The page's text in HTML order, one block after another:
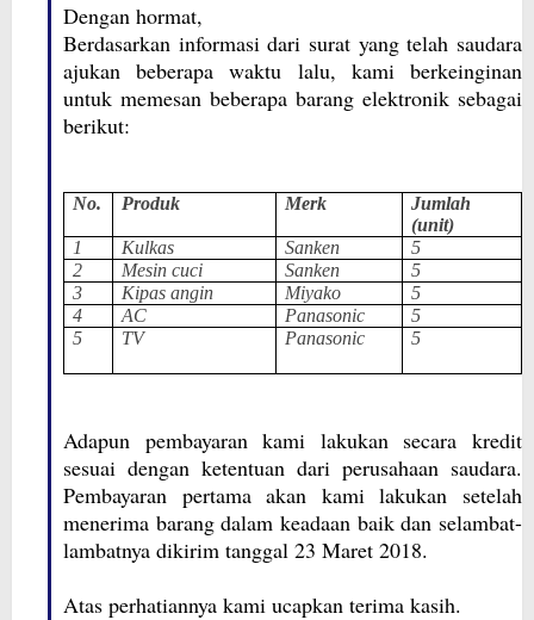
Dengan hormat,
Berdasarkan informasi dari surat yang telah saudara
ajukan beberapa waktu lalu, kami berkeinginan
untuk memesan beberapa barang elektronik sebagai
berikut:
No. Produk Merk
Jumlah
(unit)
1
Kulkas Sanken
5
2
Mesin cuci Sanken
5
3
Kipas angin Miyako
5
4
AC Panasonic
5
5
TV Panasonic 5
Adapun pembayaran kami lakukan secara kredit
sesuai dengan ketentuan dari perusahaan saudara.
Pembayaran pertama akan kami lakukan setelah
menerima barang dalam keadaan baik dan selambat-
lambatnya dikirim tanggal 23 Maret 2018.
Atas perhatiannya kami ucapkan terima kasih.